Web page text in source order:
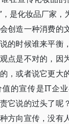
是化妆品厂家，
创造一种消费的
的时候谁来平衡
点是不对的，因
，或者说它更大
的宣传是IT企
它说的过头了呢
方向宣传，没有